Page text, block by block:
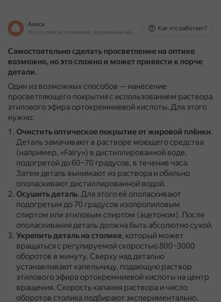
Алиса
На основе источников, возможны неточности
Как это работает?
Самостоятельно сделать просветление на оптике
возможно, но это сложно и может привести к порче
детали.
Один из возможных способов — нанесение
просветляющего покрытия с использованием раствора
этилового эфира ортокремниевой кислоты. Для этого
нужно:
Очистить оптическое покрытие от жировой плёнки.
Деталь замачивают в растворе моющего средства
(например, «Fairy») в дистиллированной воде,
подогретой до 60–70 градусов, в течение часа.
Затем деталь вынимают из раствора и обильно
ополаскивают дистиллированной водой.
Осушить деталь. Для этого её ополаскивают
подогретым до 70 градусов изопропиловым
спиртом или этиловым спиртом (ацетоном). После
ополаскивания деталь должна быть абсолютно сухой.
Укрепить деталь на столике, который может
вращаться с регулируемой скоростью 800–3000
оборотов в минуту. Сверху над деталью
устанавливают капельницу, подающую раствор
этилового эфира ортокремниевой кислоты на центр
вращения. Скорость капания раствора и число
оборотов столика подбирают экспериментально.